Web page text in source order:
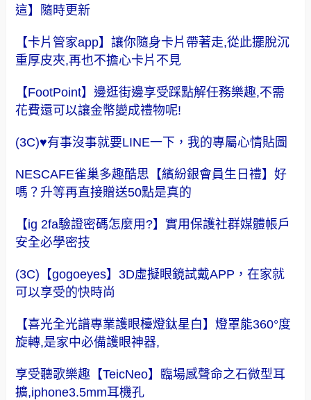
這】隨時更新
【卡片管家app】讓你隨身卡片帶著走,從此擺脫沉
重厚皮夾,再也不擔心卡片不見
【FootPoint】邊逛街邊享受踩點解任務樂趣,不需
花費還可以讓金幣變成禮物呢!
(3C)♥有事沒事就要LINE一下，我的專屬心情貼圖
NESCAFE雀巢多趣酷思【繽紛銀會員生日禮】好
嗎？升等再直接贈送50點是真的
【ig 2fa驗證密碼怎麼用?】實用保護社群媒體帳戶
安全必學密技
(3C)【gogoeyes】3D虛擬眼鏡試戴APP，在家就
可以享受的快時尚
【喜光全光譜專業護眼檯燈鈦星白】燈罩能360°度
旋轉,是家中必備護眼神器,
享受聽歌樂趣【TeicNeo】臨場感聲命之石微型耳
擴,iphone3.5mm耳機孔